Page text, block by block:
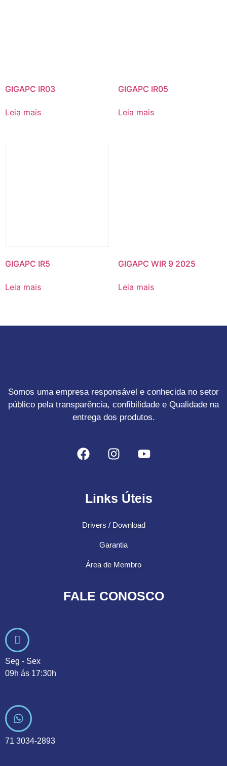
GIGAPC IR03
Leia mais
GIGAPC IR05
Leia mais
GIGAPC IR5
Leia mais
GIGAPC WIR 9 2025
Leia mais
Somos uma empresa responsável e conhecida no setor
público pela transparência, confibilidade e Qualidade na
entrega dos produtos.
Links Úteis
Drivers / Download
Garantia
Área de Membro
FALE CONOSCO
Seg - Sex
09h ás 17:30h
71 3034-2893